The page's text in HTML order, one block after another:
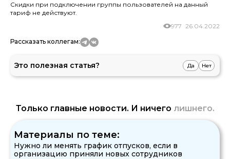
Скидки при подключении группы пользователей на данный
тариф не действуют.
26.04.2022
977
Рассказать коллегам:
Это полезная статья? Да Нет
Только главные новости. И ничего лишнего.
Материалы по теме:
Нужно ли менять график отпусков, если в
организацию приняли новых сотрудников